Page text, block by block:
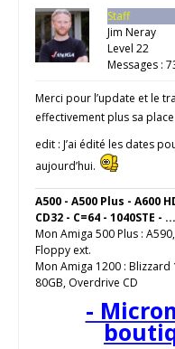
Staff
Jim Neray
Level 22
Messages :
Merci pour l’update et le
effectivement plus sa
edit : J’ai édité les dates
aujourd’hui.
A500 - A500 Plus - A600
CD32 - C=64 - 1040STE - ...
Mon Amiga 500 Plus :
Floppy ext.
Mon Amiga 1200 : Blizzard
80GB, Overdrive CD
-